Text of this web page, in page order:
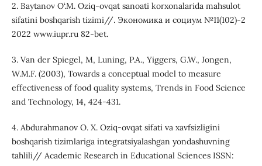
2. Baytanov O‘.M. Oziq-ovqat sanoati korxonalarida mahsulot
sifatini boshqarish tizimi//. Экономика и социум №11(102)-2
2022 www.iupr.ru 82-bet.
3. Van der Spiegel, M, Luning, P.A., Yiggers, G.W., Jongen,
W.M.F. (2003), Towards a conceptual model to measure
effectiveness of food quality systems, Trends in Food Science
and Technology, 14, 424-431.
4. Abdurahmanov O. X. Oziq-ovqat sifati va xavfsizligini
boshqarish tizimlariga integratsiyalashgan yondashuvning
tahlili// Academic Research in Educational Sciences ISSN: